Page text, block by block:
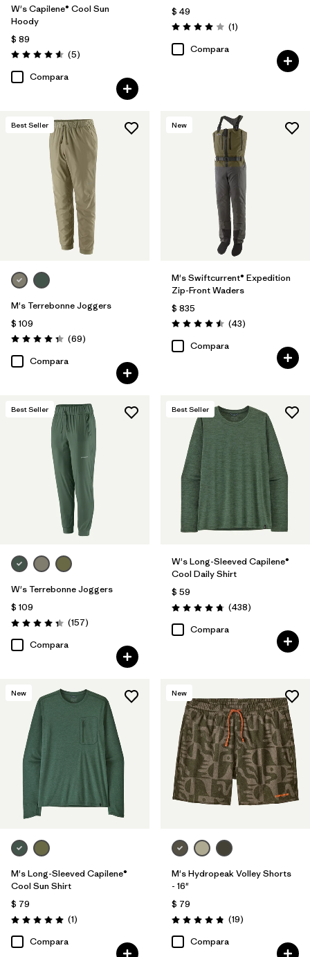
W's Capilene® Cool Sun
Hoody
$ 89
Valoración: 4.6 / 5
(5Comentarios
)
Compara
$ 49
Valoración: 4.0 / 5
(1Comentarios
)
Compara
Best Seller
M's Terrebonne Joggers
$ 109
Valoración: 4.3 / 5
(69Comentarios
)
Compara
New
M's Swiftcurrent® Expedition
Zip-Front Waders
$ 835
Valoración: 4.5 / 5
(43Comentarios
)
Compara
Best Seller
W's Terrebonne Joggers
$ 109
Valoración: 4.4 / 5
(157Comentarios
)
Compara
Best Seller
W's Long-Sleeved Capilene®
Cool Daily Shirt
$ 59
Valoración: 4.7 / 5
(438Comentarios
)
Compara
New
M's Long-Sleeved Capilene®
Cool Sun Shirt
$ 79
Valoración: 5.0 / 5
(1Comentarios
)
Compara
New
M's Hydropeak Volley Shorts
- 16"
$ 79
Valoración: 4.8 / 5
(19Comentarios
)
Compara